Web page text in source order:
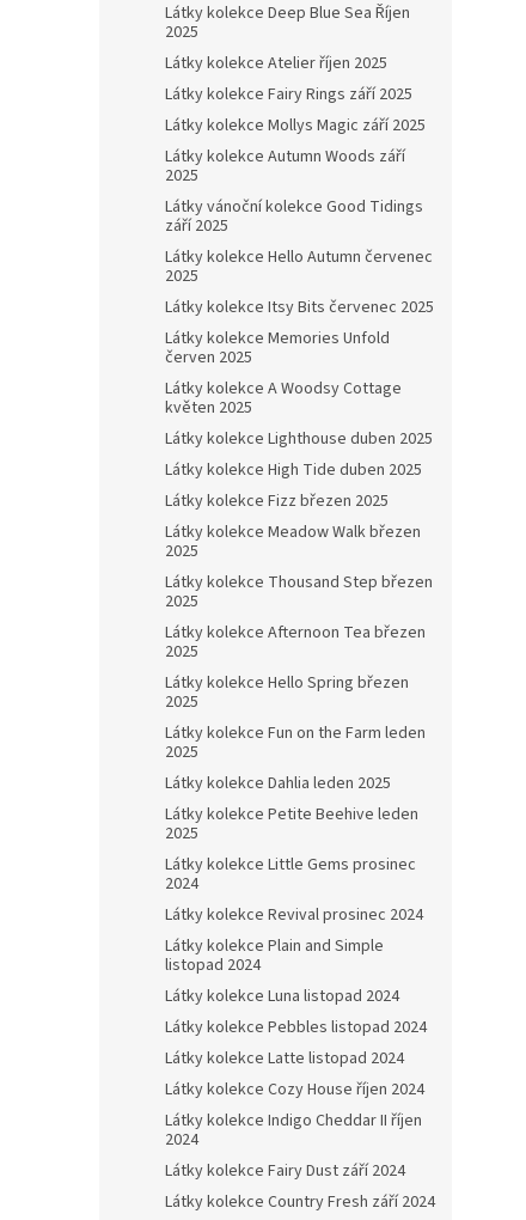
Látky kolekce Deep Blue Sea Říjen
2025
Látky kolekce Atelier říjen 2025
Látky kolekce Fairy Rings září 2025
Látky kolekce Mollys Magic září 2025
Látky kolekce Autumn Woods září
2025
Látky vánoční kolekce Good Tidings
září 2025
Látky kolekce Hello Autumn červenec
2025
Látky kolekce Itsy Bits červenec 2025
Látky kolekce Memories Unfold
červen 2025
Látky kolekce A Woodsy Cottage
květen 2025
Látky kolekce Lighthouse duben 2025
Látky kolekce High Tide duben 2025
Látky kolekce Fizz březen 2025
Látky kolekce Meadow Walk březen
2025
Látky kolekce Thousand Step březen
2025
Látky kolekce Afternoon Tea březen
2025
Látky kolekce Hello Spring březen
2025
Látky kolekce Fun on the Farm leden
2025
Látky kolekce Dahlia leden 2025
Látky kolekce Petite Beehive leden
2025
Látky kolekce Little Gems prosinec
2024
Látky kolekce Revival prosinec 2024
Látky kolekce Plain and Simple
listopad 2024
Látky kolekce Luna listopad 2024
Látky kolekce Pebbles listopad 2024
Látky kolekce Latte listopad 2024
Látky kolekce Cozy House říjen 2024
Látky kolekce Indigo Cheddar II říjen
2024
Látky kolekce Fairy Dust září 2024
Látky kolekce Country Fresh září 2024